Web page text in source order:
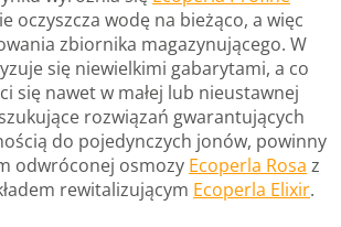
oczyszcza wodę na bieżąco, a więc
zbiornika magazynującego. W
się niewielkimi gabarytami, a co
się nawet w małej lub nieustawnej
rozwiązań gwarantujących
do pojedynczych jonów, powinny
odwróconej osmozy Ecoperla Rosa z
rewitalizującym Ecoperla Elixir.